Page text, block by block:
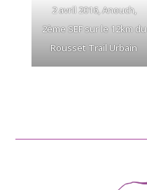
2 avril 2016, Anouch,
2ème SEF sur le 12km du
Rousset Trail Urbain